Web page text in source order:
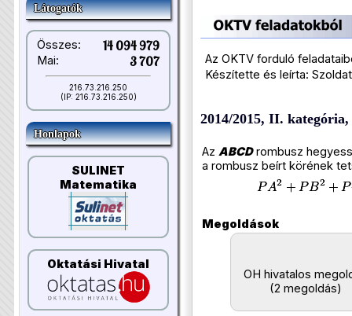
Látogatók
Összes: 14 094 979
Mai: 3 707
216.73.216.250
(IP: 216.73.216.250)
Honlapok
SULINET
Matematika
Oktatási Hivatal
Az OKTV forduló
Készítette és leírta:
2014/2015, II.
Az ABCDrombusz
a rombusz beírt körének
Megoldások
OH hivatalos
(2 megoldás)